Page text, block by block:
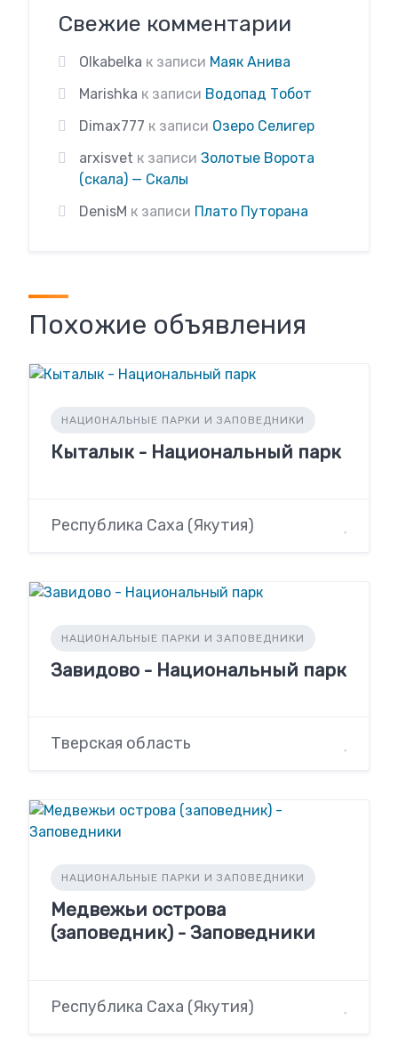
Свежие комментарии
Olkabelka к записи Маяк Анива
Marishka к записи Водопад Тобот
Dimax777 к записи Озеро Селигер
arxisvet к записи Золотые Ворота
(скала) — Скалы
DenisM к записи Плато Путорана
Похожие объявления
НАЦИОНАЛЬНЫЕ ПАРКИ И ЗАПОВЕДНИКИ
Кыталык - Национальный парк
Республика Саха (Якутия)
НАЦИОНАЛЬНЫЕ ПАРКИ И ЗАПОВЕДНИКИ
Завидово - Национальный парк
Тверская область
НАЦИОНАЛЬНЫЕ ПАРКИ И ЗАПОВЕДНИКИ
Медвежьи острова
(заповедник) - Заповедники
Республика Саха (Якутия)